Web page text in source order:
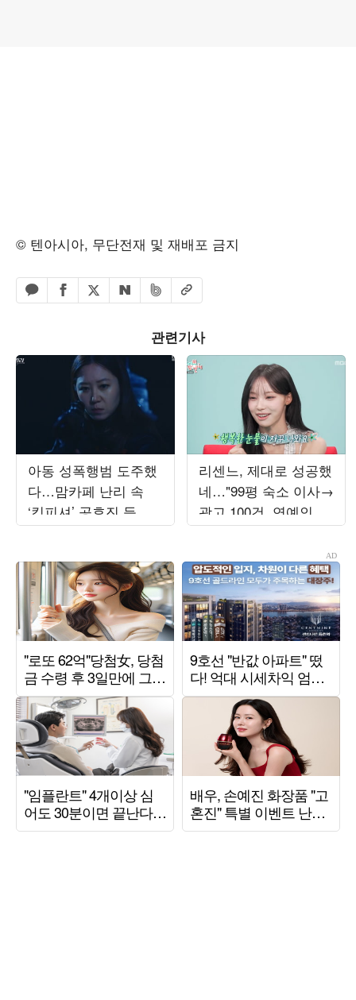
© 텐아시아, 무단전재 및 재배포 금지
카카오톡 공유하기
페이스북 공유하기
엑스 공유하기
네이버 공유하기
밴드 공유하기
URL복사
관련기사
아동 성폭행범 도주했
다…맘카페 난리 속
‘킹피셔’ 공효진 등판
(‘유부녀 킬러’)
리센느, 제대로 성공했
네…"99평 숙소 이사→
광고 100건, 연예인병
경계" ('전참시')